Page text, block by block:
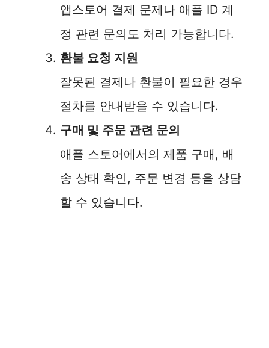
e
o
앱스토어 결제 문제나 애플 ID 계
정 관련 문의도 처리 가능합니다.
환불 요청 지원
잘못된 결제나 환불이 필요한 경우
절차를 안내받을 수 있습니다.
구매 및 주문 관련 문의
애플 스토어에서의 제품 구매, 배
송 상태 확인, 주문 변경 등을 상담
할 수 있습니다.